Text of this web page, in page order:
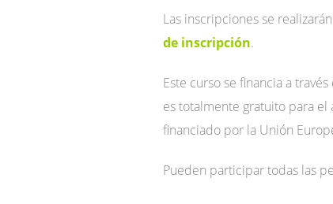
Las inscripciones se
de inscripción.
Este curso se financia a
es totalmente gratuito para
financiado por la Unión
Pueden participar todas las